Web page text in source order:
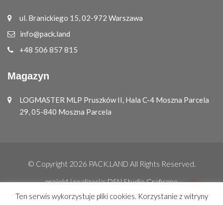
ul. Branickiego 15, 02-972 Warszawa
info@pack.land
+48 506 857 815
Magazyn
LOGMASTER MLP Pruszków II, Hala C-4 Moszna Parcela
29, 05-840 Moszna Parcela
© Copyright 2026 PACK.LAND All Rights Reserved.
projekt i realizacja:DSN Studio Graficzne
Ten serwis wykorzystuje pliki cookies. Korzystanie z witryny